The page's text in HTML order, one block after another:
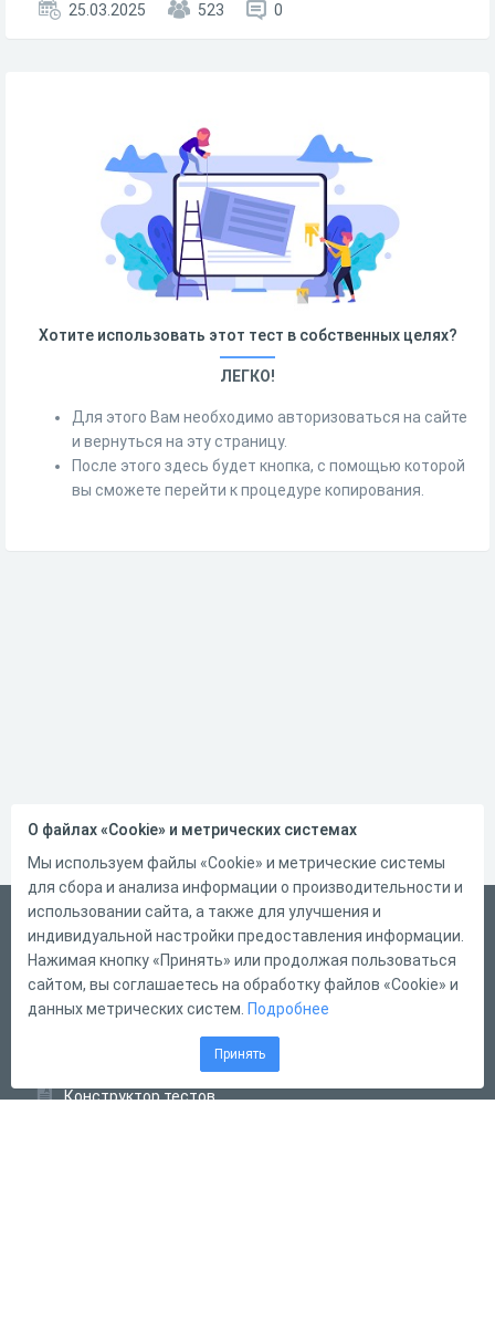
25.03.2025 523 0
Хотите использовать этот тест в собственных целях?
ЛЕГКО!
Для этого Вам необходимо авторизоваться на сайте
и вернуться на эту страницу.
После этого здесь будет кнопка, с помощью которой
вы сможете перейти к процедуре копирования.
Русский
Справка
Форма обратной связи
Конструктор тестов
О файлах «Cookie» и метрических системах
Мы используем файлы «Cookie» и метрические системы
для сбора и анализа информации о производительности и
использовании сайта, а также для улучшения и
индивидуальной настройки предоставления информации.
Нажимая кнопку «Принять» или продолжая пользоваться
сайтом, вы соглашаетесь на обработку файлов «Cookie» и
данных метрических систем. Подробнее
Принять